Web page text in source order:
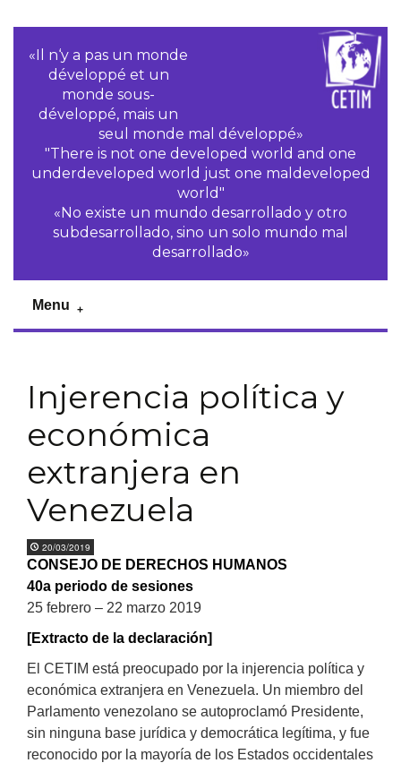
«Il n‘y a pas un monde
développé et un
monde sous-
développé, mais un
seul monde mal développé»
"There is not one developed world and one
underdeveloped world just one maldeveloped
world"
«No existe un mundo desarrollado y otro
subdesarrollado, sino un solo mundo mal
desarrollado»
Menu
Injerencia política y
económica
extranjera en
Venezuela
20/03/2019
CONSEJO DE DERECHOS HUMANOS
40a periodo de sesiones
25 febrero – 22 marzo 2019
[Extracto de la declaración]
El CETIM está preocupado por la injerencia política y
económica extranjera en Venezuela. Un miembro del
Parlamento venezolano se autoproclamó Presidente,
sin ninguna base jurídica y democrática legítima, y fue
reconocido por la mayoría de los Estados occidentales